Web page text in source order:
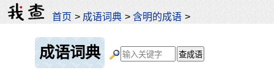
首页 > 成语词典 >含明的成语 >
成语词典